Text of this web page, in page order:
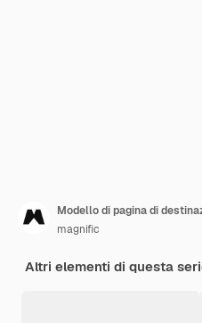
Modello di pagina di
magnific
Altri elementi di questa